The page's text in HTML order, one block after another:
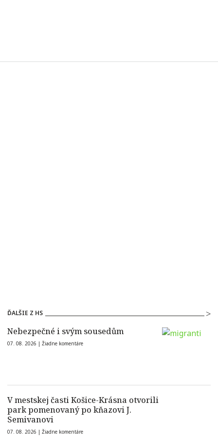
ĎALŠIE Z HS
Nebezpečné i svým sousedům
07. 08. 2026 | Žiadne komentáre
V mestskej časti Košice-Krásna otvorili
park pomenovaný po kňazovi J.
Semivanovi
07. 08. 2026 | Žiadne komentáre